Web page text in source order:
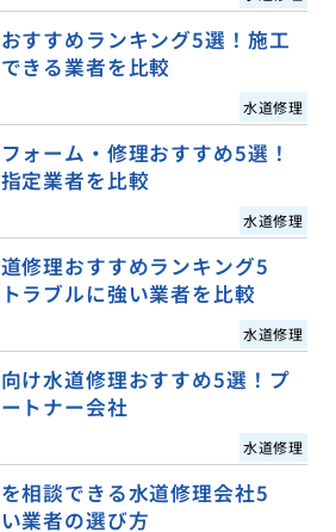
すすめランキング5選！施工
きる業者を比較
水道修理
ォーム・修理おすすめ5選！
定業者を比較
水道修理
修理おすすめランキング5
ラブルに強い業者を比較
水道修理
け水道修理おすすめ5選！プ
トナー会社
水道修理
相談できる水道修理会社5
業者の選び方